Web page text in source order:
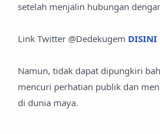
setelah menjalin hubungan
Link Twitter @Dedekugem DISINI
Namun, tidak dapat dipungkiri
mencuri perhatian publik dan
di dunia maya.